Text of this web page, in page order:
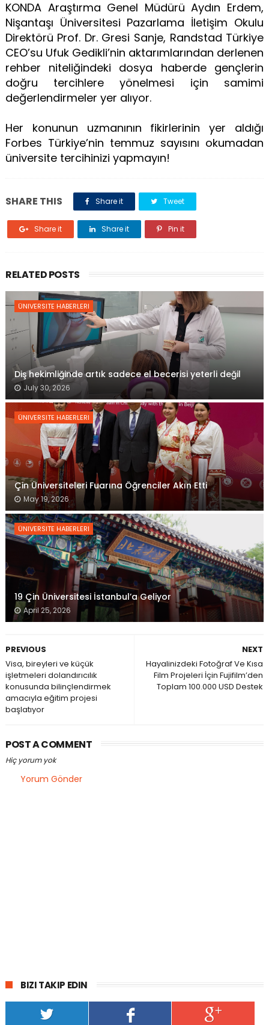
KONDA Araştırma Genel Müdürü Aydın Erdem,
Nişantaşı Üniversitesi Pazarlama İletişim Okulu
Direktörü Prof. Dr. Gresi Sanje, Randstad Türkiye
CEO’su Ufuk Gedikli’nin aktarımlarından derlenen
rehber niteliğindeki dosya haberde gençlerin
doğru tercihlere yönelmesi için samimi
değerlendirmeler yer alıyor.
Her konunun uzmanının fikirlerinin yer aldığı
Forbes Türkiye’nin temmuz sayısını okumadan
üniversite tercihinizi yapmayın!
SHARE THIS Share it Tweet
Share it Share it Pin it
RELATED POSTS
ÜNIVERSITE HABERLERI
Diş hekimliğinde artık sadece el becerisi yeterli değil
July 30, 2026
ÜNIVERSITE HABERLERI
Çin Üniversiteleri Fuarına Öğrenciler Akın Etti
May 19, 2026
ÜNIVERSITE HABERLERI
19 Çin Üniversitesi İstanbul’a Geliyor
April 25, 2026
NEXT
Hayalinizdeki Fotoğraf Ve Kısa
Film Projeleri İçin Fujifilm’den
Toplam 100.000 USD Destek
PREVIOUS
Visa, bireyleri ve küçük
işletmeleri dolandırıcılık
konusunda bilinçlendirmek
amacıyla eğitim projesi
başlatıyor
POST A COMMENT
Hiç yorum yok
Yorum Gönder
BIZI TAKIP EDIN